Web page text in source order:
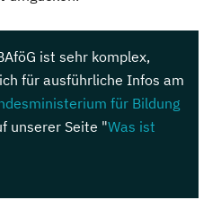
ist sehr komplex,
für ausführliche Infos am
für Bildung
unserer Seite "Was ist